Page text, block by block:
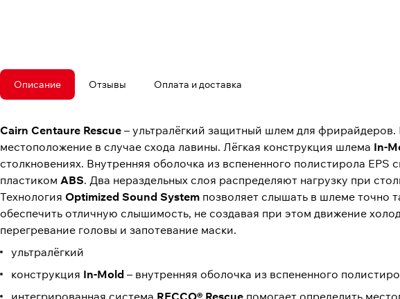
Описание Отзывы Оплата и доставка
Cairn Centaure Rescue – ультралёгкий защитный шлем для
местоположение в случае схода лавины. Лёгкая конструкция шлема In-
столкновениях. Внутренняя оболочка из вспененного полистирола
пластиком ABS. Два нераздельных слоя распределяют нагрузку при
Технология Optimized Sound System позволяет слышать в шлеме точно
обеспечить отличную слышимость, не создавая при этом движение
перегревание головы и запотевание маски.
ультралёгкий
конструкция In-Mold – внутренняя оболочка из вспененного